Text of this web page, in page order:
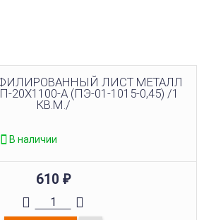
ЛИСТ МЕТАЛЛ
A (ПЭ-01-1015-0,45) /1
КВ.М./
В наличии
610 ₽